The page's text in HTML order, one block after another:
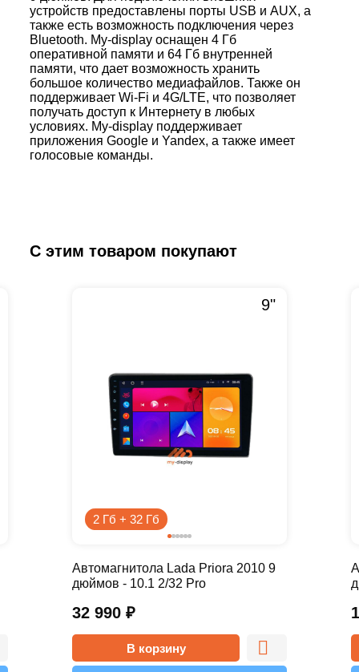
устройств предоставлены порты USB и AUX, а
также есть возможность подключения через
Bluetooth. My-display оснащен 4 Гб
оперативной памяти и 64 Гб внутренней
памяти, что дает возможность хранить
большое количество медиафайлов. Также он
поддерживает Wi-Fi и 4G/LTE, что позволяет
получать доступ к Интернету в любых
условиях. My-display поддерживает
приложения Google и Yandex, а также имеет
голосовые команды.
С этим товаром покупают
2 Гб + 32 Гб
9"
32 990 ₽
Автомагнитола Lada Priora 2010 9
дюймов - 10.1 2/32 Pro
В корзину